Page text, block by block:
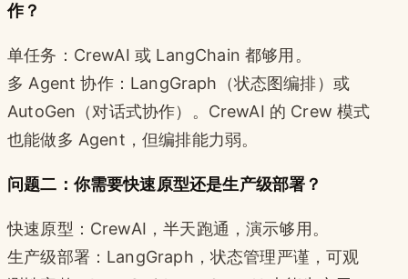
作？
单任务：CrewAI 或 LangChain 都够用。
多 Agent 协作：LangGraph（状态图编排）或
AutoGen（对话式协作）。CrewAI 的 Crew 模式
也能做多 Agent，但编排能力弱。
问题二：你需要快速原型还是生产级部署？
快速原型：CrewAI，半天跑通，演示够用。
生产级部署：LangGraph，状态管理严谨，可观